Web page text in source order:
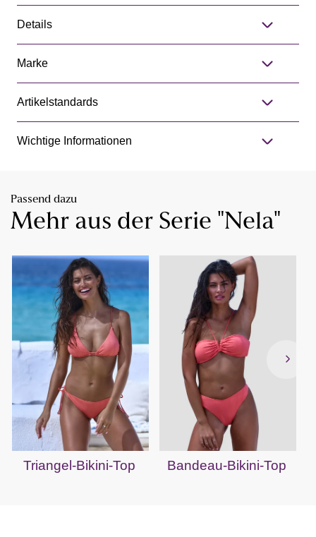
Details
Marke
Artikelstandards
Wichtige Informationen
Passend dazu
Mehr aus der Serie "Nela"
Triangel-Bikini-Top Bandeau-Bikini-Top